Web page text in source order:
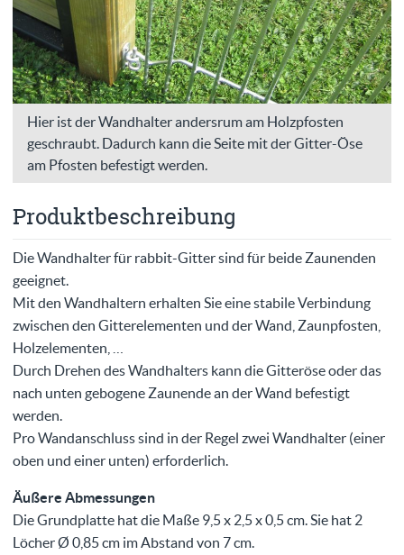
Hier ist der Wandhalter andersrum am Holzpfosten
geschraubt. Dadurch kann die Seite mit der Gitter-Öse
am Pfosten befestigt werden.
Produktbeschreibung
Die Wandhalter für rabbit-Gitter sind für beide Zaunenden
geeignet.
Mit den Wandhaltern erhalten Sie eine stabile Verbindung
zwischen den Gitterelementen und der Wand, Zaunpfosten,
Holzelementen, …
Durch Drehen des Wandhalters kann die Gitteröse oder das
nach unten gebogene Zaunende an der Wand befestigt
werden.
Pro Wandanschluss sind in der Regel zwei Wandhalter (einer
oben und einer unten) erforderlich.
Äußere Abmessungen
Die Grundplatte hat die Maße 9,5 x 2,5 x 0,5 cm. Sie hat 2
Löcher Ø 0,85 cm im Abstand von 7 cm.